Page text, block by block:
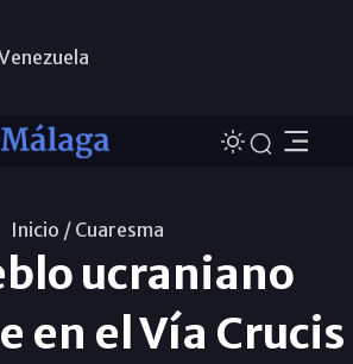
Inicio / Cuaresma
ucraniano
en el Vía Crucis